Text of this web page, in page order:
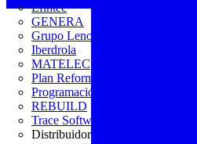
Efintec
GENERA
Grupo Lenor
Iberdrola
MATELEC
Plan Reforma
Programación Integral
REBUILD
Trace Software
Distribuidor